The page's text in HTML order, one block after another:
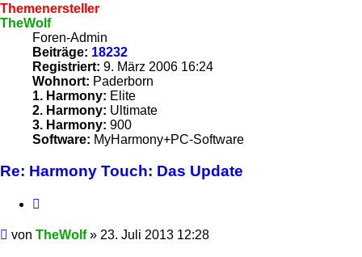
Themenersteller
TheWolf
Foren-Admin
Beiträge: 18232
Registriert: 9. März 2006 16:24
Wohnort: Paderborn
1. Harmony: Elite
2. Harmony: Ultimate
3. Harmony: 900
Software: MyHarmony+PC-Software
Re: Harmony Touch: Das Update
Beitrag
von TheWolf» 23. Juli 2013 12:28